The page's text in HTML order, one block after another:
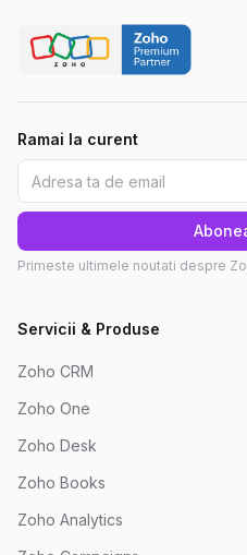
Ramai la curent
Primeste ultimele noutati despre
Servicii & Produse
Zoho CRM
Zoho One
Zoho Desk
Zoho Books
Zoho Analytics